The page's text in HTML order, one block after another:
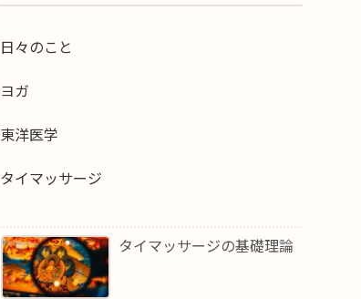
日々のこと
ヨガ
東洋医学
タイマッサージ
タイマッサージの基礎理論